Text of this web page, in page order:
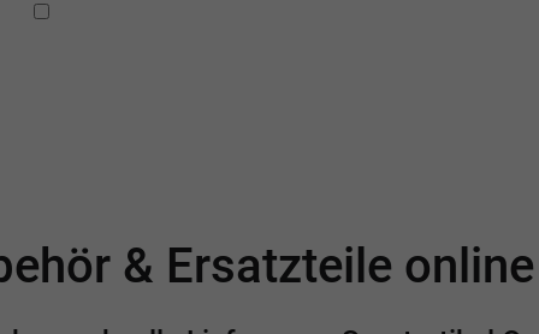
Ich habe die
& Ersatzteile